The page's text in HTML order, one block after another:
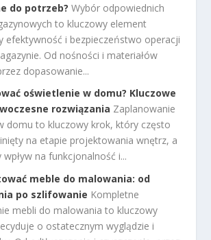
do potrzeb? Wybór odpowiednich
to kluczowy element
efektywność i bezpieczeństwo operacji
Od nośności i materiałów
dopasowanie...
oświetlenie w domu? Kluczowe
rozwiązania Zaplanowanie
domu to kluczowy krok, który często
na etapie projektowania wnętrz, a
na funkcjonalność i...
meble do malowania: od
po szlifowanie Kompletne
mebli do malowania to kluczowy
o ostatecznym wyglądzie i